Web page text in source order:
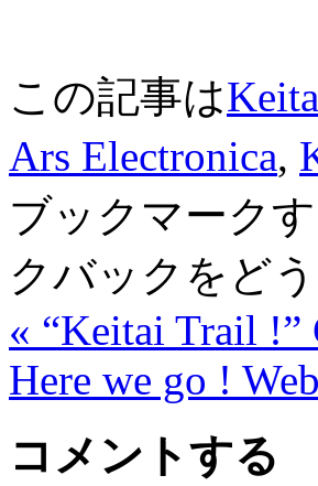
この記事は
Ars Electronica,
ブックマークす
クバックをど
« “Keitai Trail !”
Here we go !
コメントする